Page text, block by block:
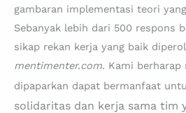
gambaran implementasi teori
Sebanyak lebih dari 500 respons
sikap rekan kerja yang baik
mentimenter.com. Kami berharap
dipaparkan dapat bermanfaat
solidaritas dan kerja sama tim